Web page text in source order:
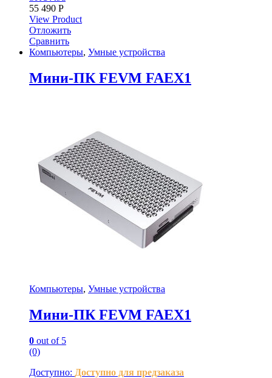
55 490 Р
View Product
Отложить
Сравнить
Компьютеры, Умные устройства
Мини-ПК FEVM FAEX1
Компьютеры, Умные устройства
Мини-ПК FEVM FAEX1
0 out of 5
(0)
Доступно: Доступно для предзаказа